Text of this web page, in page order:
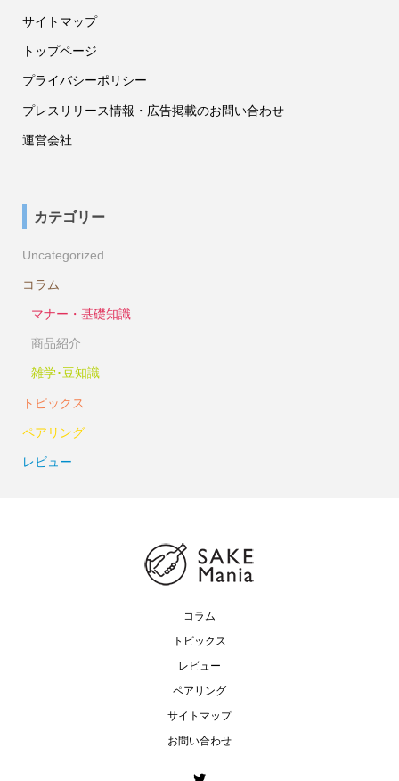
サイトマップ
トップページ
プライバシーポリシー
プレスリリース情報・広告掲載のお問い合わせ
運営会社
カテゴリー
Uncategorized
コラム
マナー・基礎知識
商品紹介
雑学･豆知識
トピックス
ペアリング
レビュー
コラム
トピックス
レビュー
ペアリング
サイトマップ
お問い合わせ